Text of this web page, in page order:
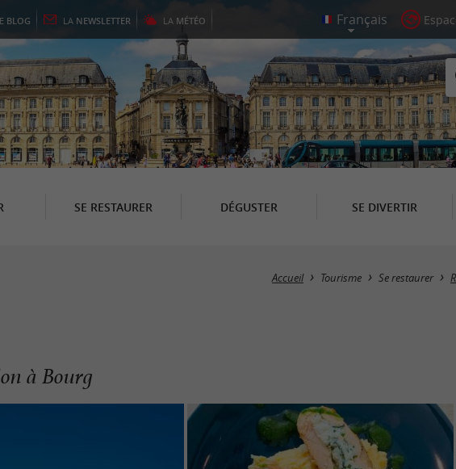
BLOG LA NEWSLETTER LA MÉTÉO
SE RESTAURER DÉGUSTER SE DIVERTIR
Accueil Tourisme Se restaurer
à Bourg